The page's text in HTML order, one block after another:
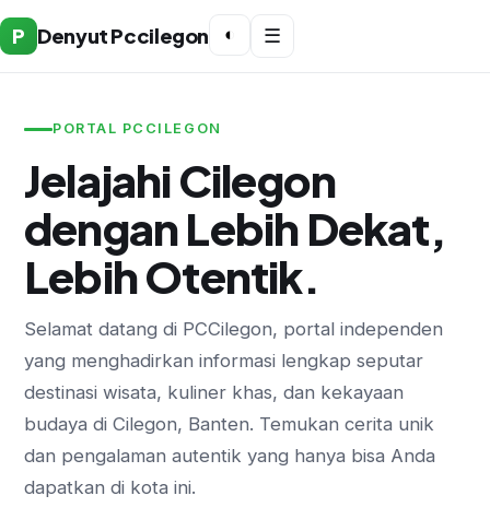
P Denyut Pccilegon ◐ ☰
PORTAL PCCILEGON
Jelajahi Cilegon
dengan Lebih Dekat,
Lebih Otentik.
Selamat datang di PCCilegon, portal independen
yang menghadirkan informasi lengkap seputar
destinasi wisata, kuliner khas, dan kekayaan
budaya di Cilegon, Banten. Temukan cerita unik
dan pengalaman autentik yang hanya bisa Anda
dapatkan di kota ini.